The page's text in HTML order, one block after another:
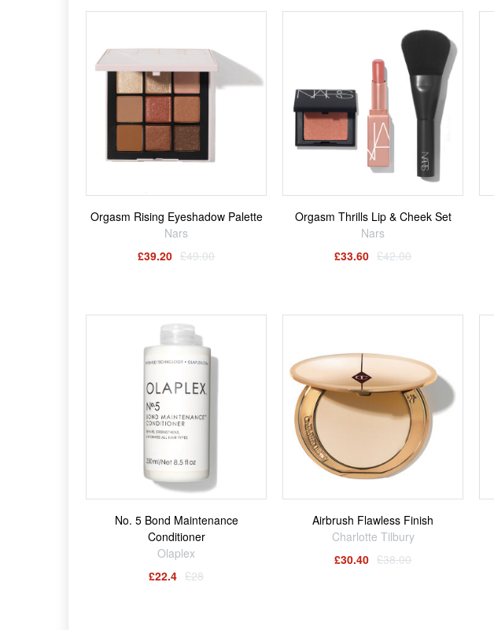
Orgasm Rising Eyeshadow Palette
Nars
£39.20 £49.00
Orgasm Thrills Lip & Cheek Set
Nars
£33.60 £42.00
No. 5 Bond Maintenance
Conditioner
Olaplex
£22.4 £28
Airbrush Flawless Finish
Charlotte Tilbury
£30.40 £38.00